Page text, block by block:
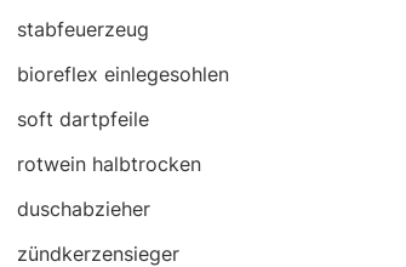
stabfeuerzeug
bioreflex einlegesohlen
soft dartpfeile
rotwein halbtrocken
duschabzieher
zündkerzensieger